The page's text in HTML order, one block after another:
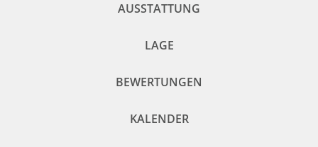
AUSSTATTUNG
LAGE
BEWERTUNGEN
KALENDER